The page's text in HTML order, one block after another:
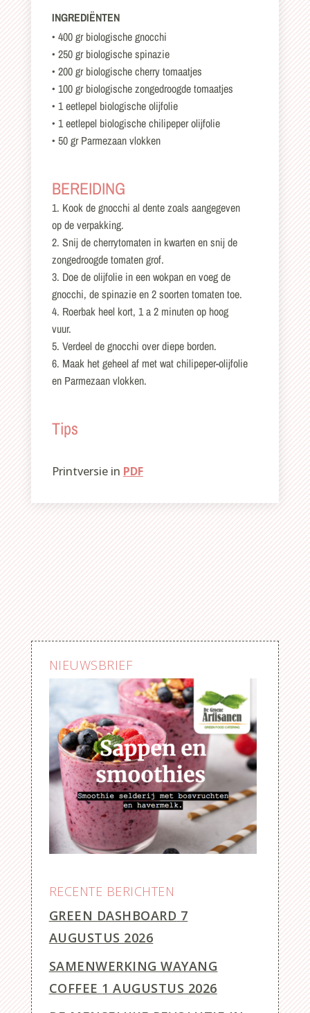
INGREDIËNTEN
• 400 gr biologische gnocchi
• 250 gr biologische spinazie
• 200 gr biologische cherry tomaatjes
• 100 gr biologische zongedroogde tomaatjes
• 1 eetlepel biologische olijfolie
• 1 eetlepel biologische chilipeper olijfolie
• 50 gr Parmezaan vlokken
BEREIDING
1. Kook de gnocchi al dente zoals aangegeven
op de verpakking.
2. Snij de cherrytomaten in kwarten en snij de
zongedroogde tomaten grof.
3. Doe de olijfolie in een wokpan en voeg de
gnocchi, de spinazie en 2 soorten tomaten toe.
4. Roerbak heel kort, 1 a 2 minuten op hoog
vuur.
5. Verdeel de gnocchi over diepe borden.
6. Maak het geheel af met wat chilipeper-olijfolie
en Parmezaan vlokken.
Tips
Printversie in PDF
NIEUWSBRIEF
RECENTE BERICHTEN
GREEN DASHBOARD 7
AUGUSTUS 2026
SAMENWERKING WAYANG
COFFEE 1 AUGUSTUS 2026